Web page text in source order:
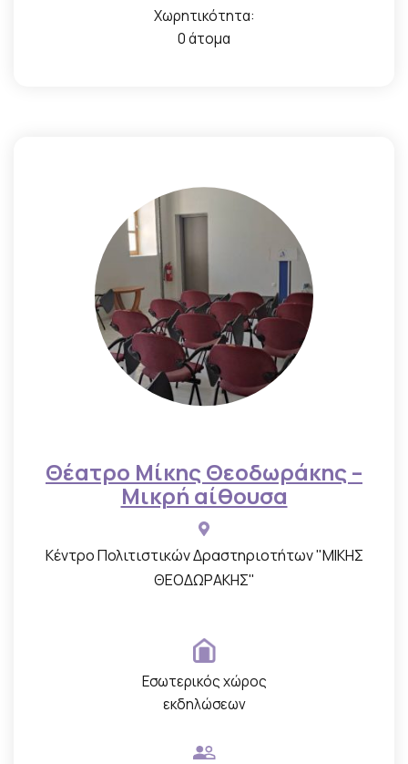
Χωρητικότητα:
0 άτομα
Θέατρο Μίκης Θεοδωράκης –
Μικρή αίθουσα
Κέντρο Πολιτιστικών Δραστηριοτήτων "ΜΙΚΗΣ
ΘΕΟΔΩΡΑΚΗΣ"
Εσωτερικός χώρος
εκδηλώσεων